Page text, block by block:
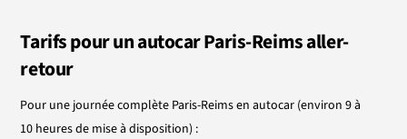
Tarifspour un autocar Paris-Reimsaller-
retour
Pour une journéecomplète Paris-Reimsen autocar (environ 9 à
10 heuresde mise à disposition) :